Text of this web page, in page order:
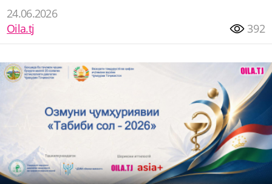
24.06.2026
Oila.tj
392